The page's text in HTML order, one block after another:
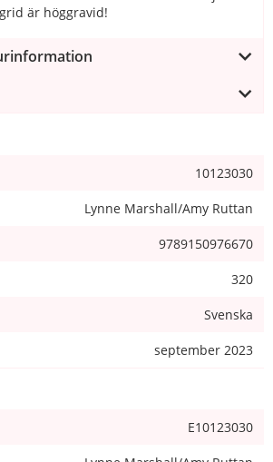
är höggravid!
10123030
Lynne Marshall/Amy Ruttan
9789150976670
320
Svenska
september 2023
E10123030